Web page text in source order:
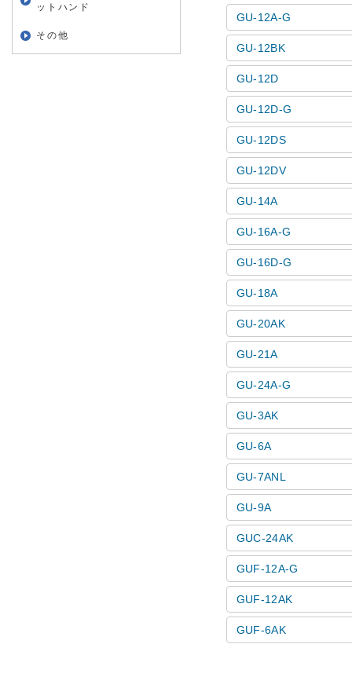
ットハンド
その他
GU-12A-G
GU-12BK
GU-12D
GU-12D-G
GU-12DS
GU-12DV
GU-14A
GU-16A-G
GU-16D-G
GU-18A
GU-20AK
GU-21A
GU-24A-G
GU-3AK
GU-6A
GU-7ANL
GU-9A
GUC-24AK
GUF-12A-G
GUF-12AK
GUF-6AK